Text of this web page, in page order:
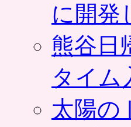
に開発
熊谷日
タイム
太陽の